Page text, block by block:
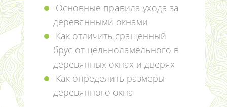
Основные правила ухода за
деревянными окнами
Как отличить сращенный
брус от цельноламельного в
деревянных окнах и дверях
Как определить размеры
деревянного окна